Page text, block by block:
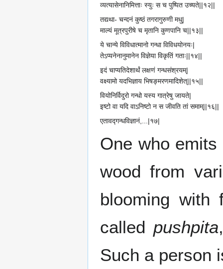
व्यत्यासेनानिमित्ताः स्युः स च पुष्पित उच्यते||१२||
तद्यथा- चन्दनं कुष्ठं तगरागुरुणी मधु|
माल्यं मूत्रपुरीषे च मृतानि कुणपानि च||१३||
ये चान्ये विविधात्मानो गन्धा विविधयोनयः|
तेऽप्यनेनानुमानेन विज्ञेया विकृतिं गताः||१४||
इदं चाप्यतिदेशार्थं लक्षणं गन्धसंश्रयम्|
वक्ष्यामो यदभिज्ञाय भिषङ्मरणमादिशेत्||१५||
वियोनिर्विदुरो गन्धो यस्य गात्रेषु जायते|
इष्टो वा यदि वाऽनिष्टो न स जीवति तां समाम्||१६||
एतावद्गन्धविज्ञानं,...|१७|
One who
wood from
blooming
called pushpita
Such a person